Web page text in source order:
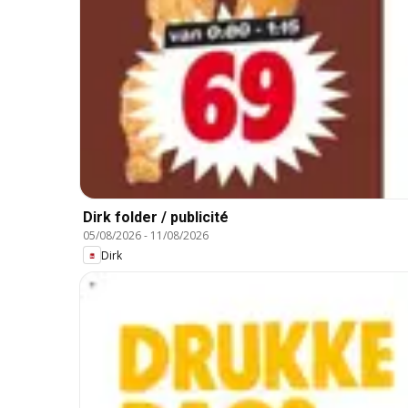
Dirk folder / publicité
05/08/2026- 11/08/2026
Dirk